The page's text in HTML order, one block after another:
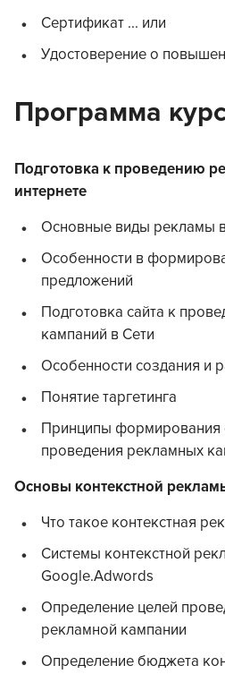
Сертификат ... или
Удостоверение о
Программа
Подготовка к проведению
интернете
Основные виды рекламы
Особенности в
предложений
Подготовка сайта к
кампаний в Сети
Особенности создания и
Понятие таргетинга
Принципы формирования
проведения рекламных
Основы контекстной
Что такое контекстная
Системы контекстной
Google.Adwords
Определение целей
рекламной кампании
Определение бюджета